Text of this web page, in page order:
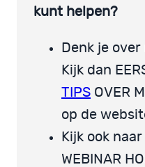
kunt helpen?
Denk je
Kijk dan
TIPS OVER
op de
Kijk ook
WEBINAR